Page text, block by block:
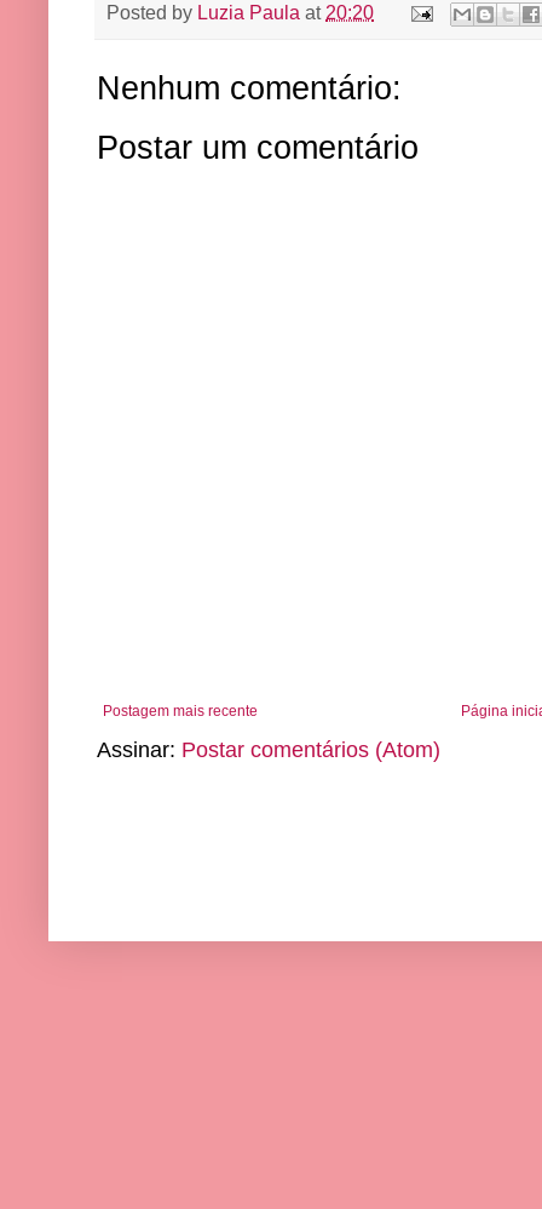
Posted by Luzia Paula at 20:20
Nenhum comentário:
Postar um comentário
Postagem mais recente Página
Assinar: Postar comentários (Atom)